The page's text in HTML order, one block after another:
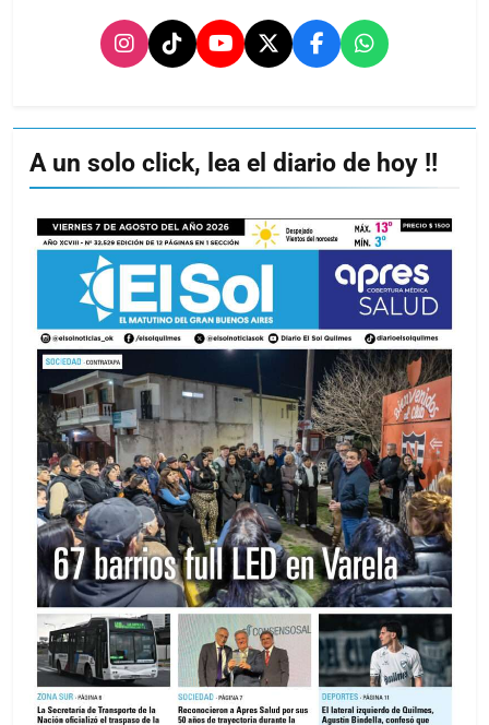
A un solo click, lea el diario de hoy !!